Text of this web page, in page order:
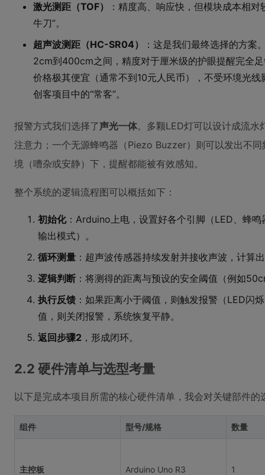
激光测距（TOF）
：精度高、响应快，但模块成本相
牛刀”。
超声波测距（HC-SR04）
：这是我们最终选择的方案
2cm到400cm之间，精度对于厘米级的护眼提醒完全
价格极其便宜（通常不到10元人民币），不受环境光
创客项目中的“常客”。
报警方式我们选择了声光一体。多颗LED灯可以设计成流水
注意力；一个无源蜂鸣器（Piezo Buzzer）则可以发出不
境（嘈杂或安静）下，提醒都能被有效感知。
整个系统的逻辑流程图可以概括如下：
初始化：Arduino上电，设置好各个引脚（LED、蜂
输出模式）。
循环测量 ：超声波传感器持续发射并接收声波，计算
逻辑判断 ：将测得的距离与预设的安全阈值（例如
执行反馈 ：如果距离小于阈值，则触发报警（LED闪
值，则关闭报警，系统恢复平静。
返回步骤2 ，形成闭环。
2.2 硬件清单与选型考量
以下是完成本项目所需的核心硬件清单，我会对关键部件
组件 型号/规格 数量
主控板 Arduino Uno R3 1